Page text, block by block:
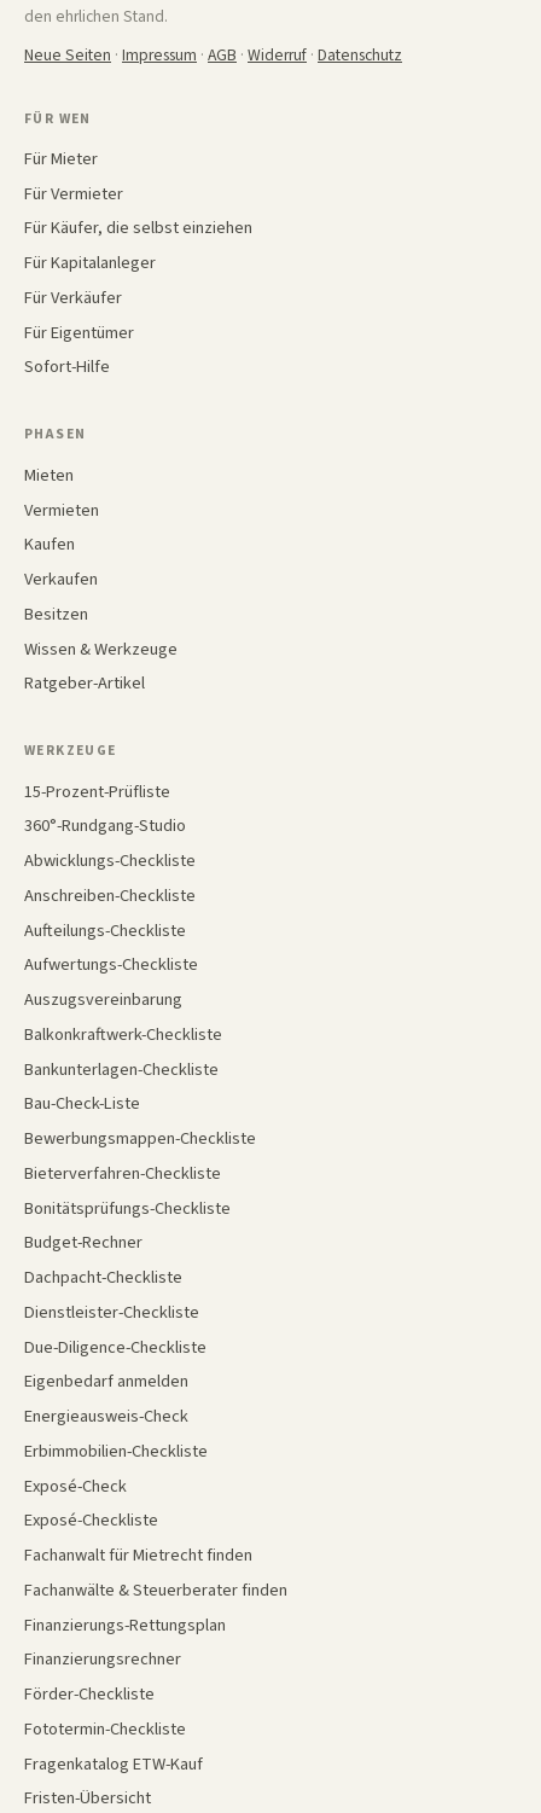
den ehrlichen Stand.
Neue Seiten · Impressum · AGB · Widerruf · Datenschutz
FÜR WEN
Für Mieter
Für Vermieter
Für Käufer, die selbst einziehen
Für Kapitalanleger
Für Verkäufer
Für Eigentümer
Sofort-Hilfe
PHASEN
Mieten
Vermieten
Kaufen
Verkaufen
Besitzen
Wissen & Werkzeuge
Ratgeber-Artikel
WERKZEUGE
15-Prozent-Prüfliste
360°-Rundgang-Studio
Abwicklungs-Checkliste
Anschreiben-Checkliste
Aufteilungs-Checkliste
Aufwertungs-Checkliste
Auszugsvereinbarung
Balkonkraftwerk-Checkliste
Bankunterlagen-Checkliste
Bau-Check-Liste
Bewerbungsmappen-Checkliste
Bieterverfahren-Checkliste
Bonitätsprüfungs-Checkliste
Budget-Rechner
Dachpacht-Checkliste
Dienstleister-Checkliste
Due-Diligence-Checkliste
Eigenbedarf anmelden
Energieausweis-Check
Erbimmobilien-Checkliste
Exposé-Check
Exposé-Checkliste
Fachanwalt für Mietrecht finden
Fachanwälte & Steuerberater finden
Finanzierungs-Rettungsplan
Finanzierungsrechner
Förder-Checkliste
Fototermin-Checkliste
Fragenkatalog ETW-Kauf
Fristen-Übersicht